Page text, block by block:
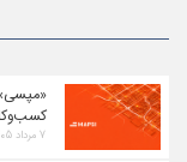
۷ مرداد ۱۴۰۵ ساعت ۰۹:۲۸